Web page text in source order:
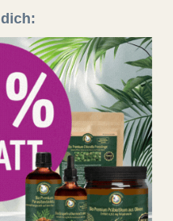
schmerzauslösenden
die Schmerzen
nicht nur
damit einhergehend
kann.
verschiedenen Formen
werden, sowohl als